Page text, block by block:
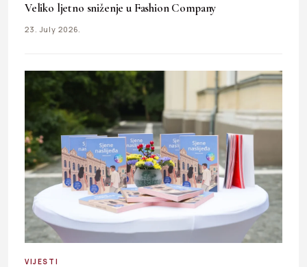
Veliko ljetno sniženje u Fashion Company
23. July 2026.
VIJESTI